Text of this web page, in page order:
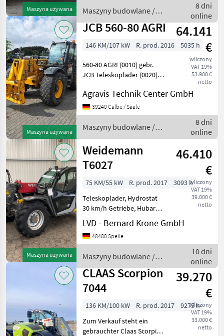
Maszyna używana
500/70 R24 / Abdeck
Maszyny budowlane /
Claas
8 dni
online
Maszyna używana
JCB 560-80 AGRI
64.141
€
wliczony
VAT 19%
53.900 €
netto
146 KM/107 kW R. prod. 2016 5035 h
560-80 AGRI (0010) gebr.
JCB Teleskoplader (0020)
(0030) Servo
Einhebelbedien. inkl.
Zusatzhydr. (0040)
ROPS/FOPS-Kabine inkl.
Agravis Technik Center GmbH
39240 Calbe / Saale
Maszyny budowlane /
JCB
8 dni
online
Maszyna używana
Weidemann
T6027
46.410
€
wliczony
VAT 19%
39.000 €
netto
75 KM/55 kW R. prod. 2017
3093 h
Teleskoplader, Hydrostat
30 km/h Getriebe, Hubarm:
6, 0 m Hubkraft: 2, 70 t,
Allrad, 4-Rad-Lenkung,
Kabine, Aufnahme: Kramer,
Steuerkreis,
LVD - Bernard Krone GmbH
48480 Spelle
Maszyny budowlane /
Weidemann
10 dni
online
CLAAS Scorpion
7044
39.270
€
wliczony
VAT 19%
33.000 €
netto
136 KM/100 kW R. prod. 2017
9275 h
Zum Verkauf steht ein
gebrauchter Claas Scorpion